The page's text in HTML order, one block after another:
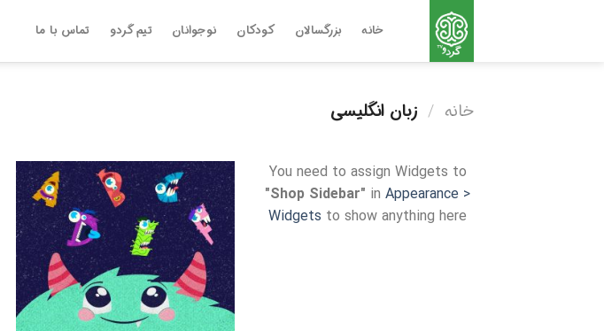
خانه بزرگسالان کودکان نوجوانان تیم گردو تماس با ما
خانه / زبان انگلیسی
You need to assign Widgets to
"Shop Sidebar" in Appearance >
Widgets to show anything here